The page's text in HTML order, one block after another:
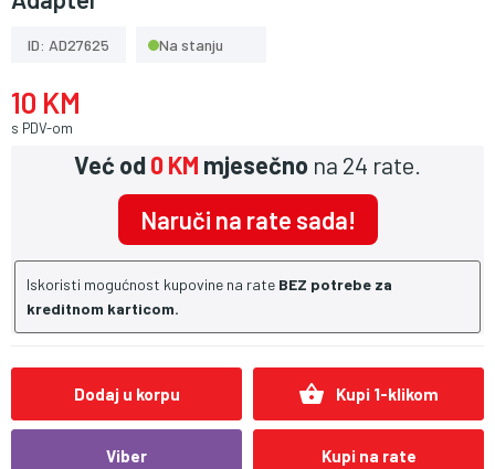
ID: AD27625 Na stanju
10 KM
s PDV-om
Već od0 KM mjesečno na 24 rate.
Naruči na rate sada!
Iskoristi mogućnost kupovine na rate BEZ potrebe za
kreditnom karticom.
Dodaj u korpu shopping_basket Kupi 1-klikom
Viber Kupi na rate